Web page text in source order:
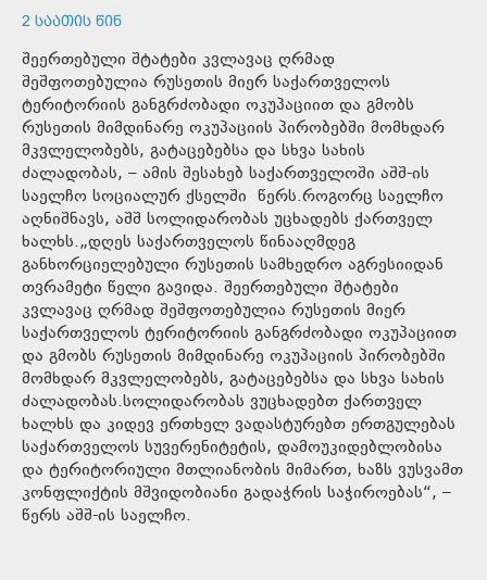
2 ᲡᲐᲐᲗᲘᲡ ᲬᲘᲜ
შეერთებული შტატები კვლავაც ღრმად
შეშფოთებულია რუსეთის მიერ საქართველოს
ტერიტორიის განგრძობადი ოკუპაციით და გმობს
რუსეთის მიმდინარე ოკუპაციის პირობებში მომხდარ
მკვლელობებს, გატაცებებსა და სხვა სახის
ძალადობას, – ამის შესახებ საქართველოში აშშ-ის
საელჩო სოციალურ ქსელში წერს.როგორც საელჩო
აღნიშნავს, აშშ სოლიდარობას უცხადებს ქართველ
ხალხს.„დღეს საქართველოს წინააღმდეგ
განხორციელებული რუსეთის სამხედრო აგრესიიდან
თვრამეტი წელი გავიდა. შეერთებული შტატები
კვლავაც ღრმად შეშფოთებულია რუსეთის მიერ
საქართველოს ტერიტორიის განგრძობადი ოკუპაციით
და გმობს რუსეთის მიმდინარე ოკუპაციის პირობებში
მომხდარ მკვლელობებს, გატაცებებსა და სხვა სახის
ძალადობას.სოლიდარობას ვუცხადებთ ქართველ
ხალხს და კიდევ ერთხელ ვადასტურებთ ერთგულებას
საქართველოს სუვერენიტეტის, დამოუკიდებლობისა
და ტერიტორიული მთლიანობის მიმართ, ხაზს ვუსვამთ
კონფლიქტის მშვიდობიანი გადაჭრის საჭიროებას“, –
წერს აშშ-ის საელჩო.